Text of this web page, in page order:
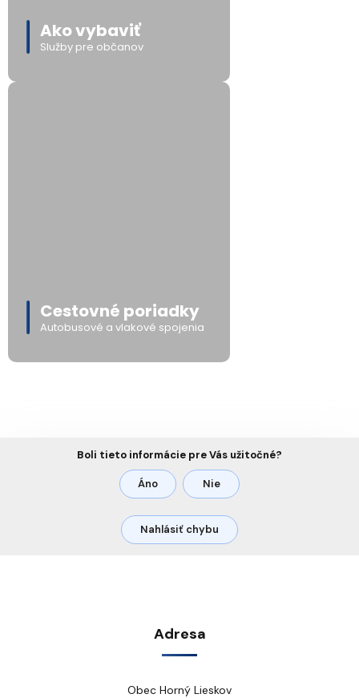
Ako vybaviť
Služby pre občanov
Cestovné poriadky
Autobusové a vlakové spojenia
Boli tieto informácie pre Vás užitočné?
Áno Nie
Nahlásiť chybu
Adresa
Obec Horný Lieskov